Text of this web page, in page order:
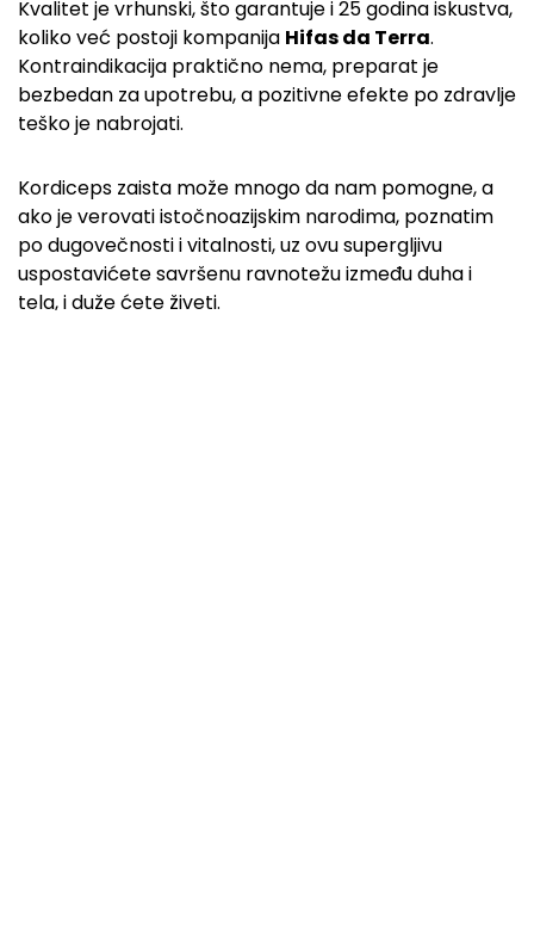
Kvalitet je vrhunski, što garantuje i 25 godina iskustva,
koliko već postoji kompanija Hifas da Terra.
Kontraindikacija praktično nema, preparat je
bezbedan za upotrebu, a pozitivne efekte po zdravlje
teško je nabrojati.
Kordiceps zaista može mnogo da nam pomogne, a
ako je verovati istočnoazijskim narodima, poznatim
po dugovečnosti i vitalnosti, uz ovu supergljivu
uspostavićete savršenu ravnotežu između duha i
tela, i duže ćete živeti.